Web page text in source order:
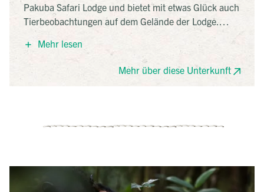
Pakuba Safari Lodge und bietet mit etwas Glück auch
Tierbeobachtungen auf dem Gelände der Lodge.
Genießen Sie als Abwechslung zu den Pirschfahrten
eine Abkühlung im Pool oder entspannen Sie in einer
der Hängematten mit Panoramablick auf den
Mehr lesen
Mehr über diese Unterkunft